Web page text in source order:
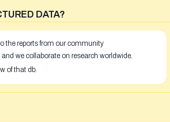
DATA?
the reports from our community
we collaborate on research worldwide.
of that db.